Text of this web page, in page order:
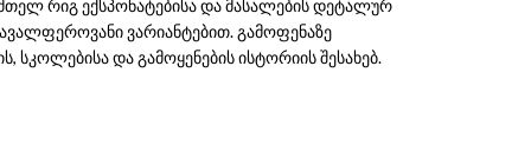
რიგ ექსპონატებისა და მასალების დეტალურ
ვარიანტებით. გამოფენაზე
და გამოყენების ისტორიის შესახებ.